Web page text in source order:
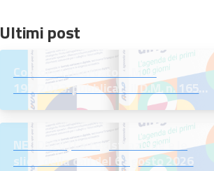
Ultimi post
Concorso riservato D.M. n.
197/2023: pubblicati il D.M. n. 165
del 7 agosto 2026 e l’Avviso per la
scelta della regione
NEODS26 | La registrazione e le
slide della call del 6 agosto 2026